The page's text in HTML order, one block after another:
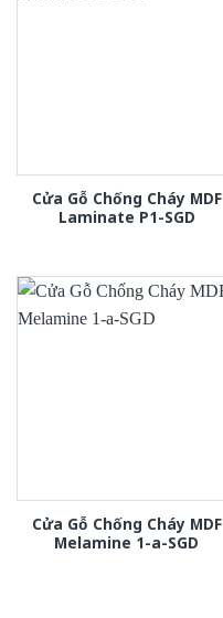
Cửa Gỗ Chống Cháy MDF
Laminate P1-SGD
Cửa Gỗ Chống Cháy MDF
Melamine 1-a-SGD